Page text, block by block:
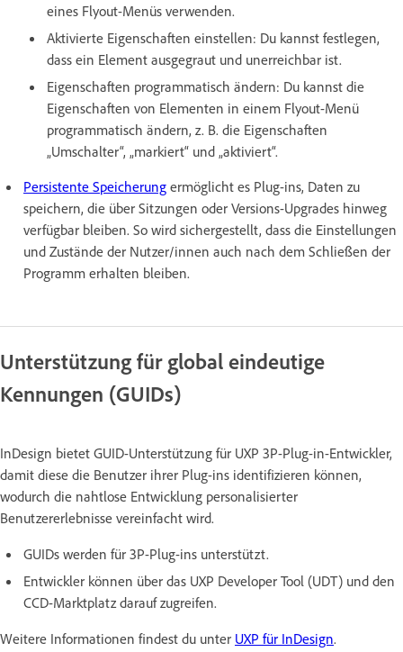
eines Flyout-Menüs verwenden.
Aktivierte Eigenschaften einstellen: Du kannst festlegen,
dass ein Element ausgegraut und unerreichbar ist.
Eigenschaften programmatisch ändern: Du kannst die
Eigenschaften von Elementen in einem Flyout-Menü
programmatisch ändern, z. B. die Eigenschaften
„Umschalter“, „markiert“ und „aktiviert“.
Persistente Speicherung ermöglicht es Plug-ins, Daten zu
speichern, die über Sitzungen oder Versions-Upgrades hinweg
verfügbar bleiben. So wird sichergestellt, dass die Einstellungen
und Zustände der Nutzer/innen auch nach dem Schließen der
Programm erhalten bleiben.
Unterstützung für global eindeutige
Kennungen (GUIDs)
InDesign bietet GUID-Unterstützung für UXP 3P-Plug-in-Entwickler,
damit diese die Benutzer ihrer Plug-ins identifizieren können,
wodurch die nahtlose Entwicklung personalisierter
Benutzererlebnisse vereinfacht wird.
GUIDs werden für 3P-Plug-ins unterstützt.
Entwickler können über das UXP Developer Tool (UDT) und den
CCD-Marktplatz darauf zugreifen.
Weitere Informationen findest du unter UXP für InDesign.